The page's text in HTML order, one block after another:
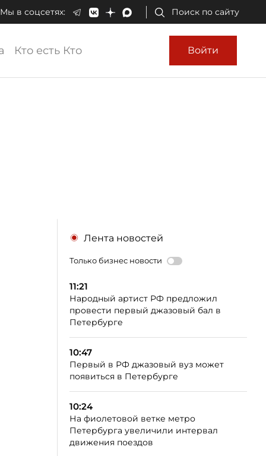
Мы в соцсетях: Поиск по сайту
Кто есть Кто Войти
Лента новостей
Только бизнес новости
11:21
Народный артист РФ предложил
провести первый джазовый бал в
Петербурге
10:47
Первый в РФ джазовый вуз может
появиться в Петербурге
10:24
На фиолетовой ветке метро
Петербурга увеличили интервал
движения поездов